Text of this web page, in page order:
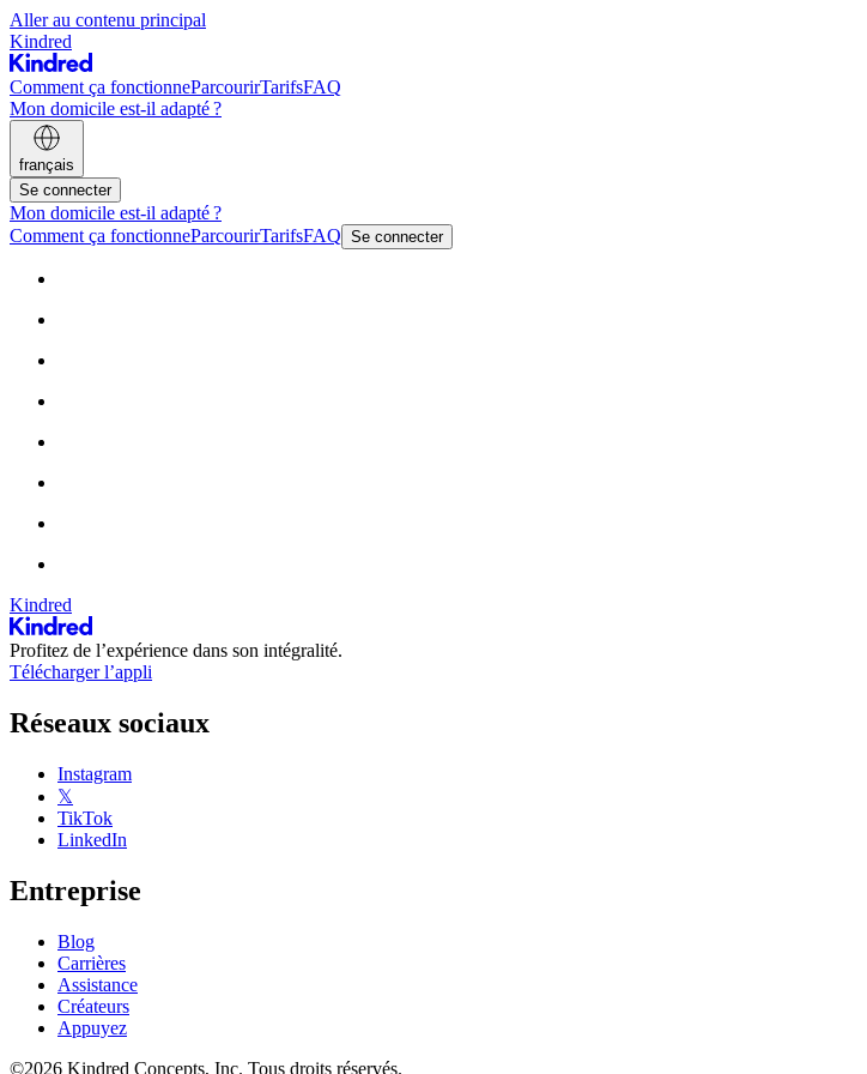
Aller au contenu principal
Kindred
Comment ça fonctionneParcourirTarifsFAQ
Mon domicile est-il adapté ?
français
Se connecter
Mon domicile est-il adapté ?
Comment ça fonctionneParcourirTarifsFAQ Se connecter
Kindred
Profitez de l’expérience dans son intégralité.
Télécharger l’appli
Réseaux sociaux
Instagram
𝕏
TikTok
LinkedIn
Entreprise
Blog
Carrières
Assistance
Créateurs
Appuyez
©2026 Kindred Concepts, Inc. Tous droits réservés.